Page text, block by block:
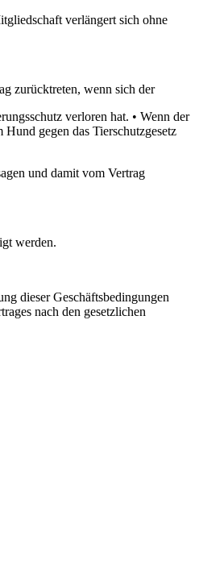
verlängert sich ohne
zurücktreten, wenn sich der
verloren hat. • Wenn der
gegen das Tierschutzgesetz
und damit vom Vertrag
werden.
dieser Geschäftsbedingungen
nach den gesetzlichen